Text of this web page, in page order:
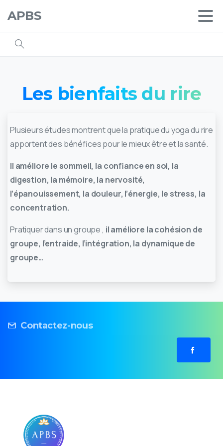
APBS
Les bienfaits du rire
Plusieurs études montrent que la pratique du yoga du rire
apportent des bénéfices pour le mieux être et la santé.
Il améliore le sommeil, la confiance en soi, la
digestion, la mémoire, la nervosité,
l’épanouissement, la douleur, l’énergie, le stress, la
concentration.
Pratiquer dans un groupe , il améliore la cohésion de
groupe, l’entraide, l’intégration, la dynamique de
groupe…
Contactez-nous